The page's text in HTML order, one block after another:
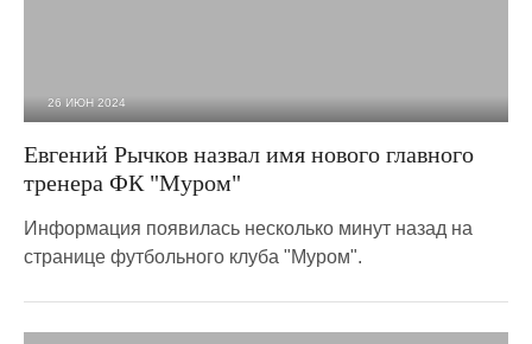
26 ИЮН 2024
Евгений Рычков назвал имя нового главного
тренера ФК "Муром"
Информация появилась несколько минут назад на
странице футбольного клуба "Муром".